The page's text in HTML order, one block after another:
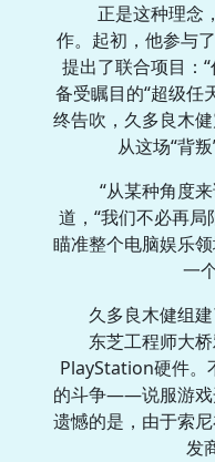
正是这种理念
作。起初，他参与
提出了联合项目：
备受瞩目的“超级任
终告吹，久多良木
从这场“背
“从某种角度
道，“我们不必再
瞄准整个电脑娱乐
一
久多良木健组
东芝工程师大
PlayStation硬件。
的斗争——说服游戏
遗憾的是，由于索
发